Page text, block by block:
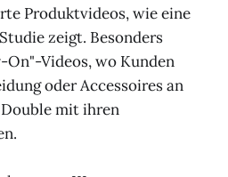
Produktvideos, wie eine
zeigt. Besonders
Videos, wo Kunden
oder Accessoires an
mit ihren